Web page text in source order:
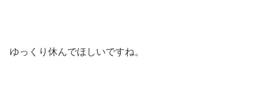
ゆっくり休んでほしいですね。